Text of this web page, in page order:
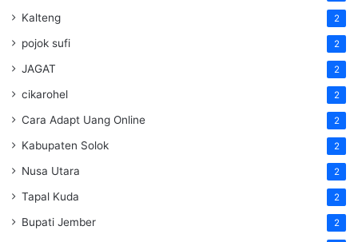
Kalteng 2
pojok sufi 2
JAGAT 2
cikarohel 2
Cara Adapt Uang Online 2
Kabupaten Solok 2
Nusa Utara 2
Tapal Kuda 2
Bupati Jember 2